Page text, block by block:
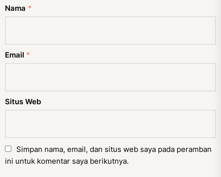
Nama *
Email *
Situs Web
Simpan nama, email, dan situs web saya pada peramban
ini untuk komentar saya berikutnya.